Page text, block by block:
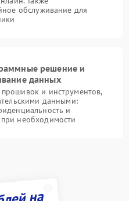
обслуживание для
решение и
данных
и инструментов,
данными:
и
необходимости